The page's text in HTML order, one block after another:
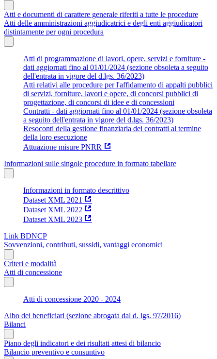
Atti e documenti di carattere generale riferiti a tutte le procedure
Atti delle amministrazioni aggiudicatrici e degli enti aggiudicatori
distintamente per ogni procedura
Atti di programmazione di lavori, opere, servizi e forniture -
dati aggiornati fino al 01/01/2024 (sezione obsoleta a seguito
dell'entrata in vigore del d.lgs. 36/2023)
Atti relativi alle procedure per l'affidamento di appalti pubblici
di servizi, forniture, lavori e opere, di concorsi pubblici di
progettazione, di concorsi di idee e di concessioni
Contratti - dati aggiornati fino al 01/01/2024 (sezione obsoleta
a seguito dell'entrata in vigore del d.lgs. 36/2023)
Resoconti della gestione finanziaria dei contratti al termine
della loro esecuzione
Attuazione misure PNRR
Informazioni sulle singole procedure in formato tabellare
Informazioni in formato descrittivo
Dataset XML 2021
Dataset XML 2022
Dataset XML 2023
Link BDNCP
Sovvenzioni, contributi, sussidi, vantaggi economici
Criteri e modalità
Atti di concessione
Atti di concessione 2020 - 2024
Albo dei beneficiari (sezione abrogata dal d. lgs. 97/2016)
Bilanci
Piano degli indicatori e dei risultati attesi di bilancio
Bilancio preventivo e consuntivo